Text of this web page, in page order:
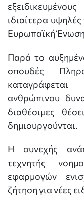
ιδιαίτερα
Ευρωπαϊκή
Παρά το
σπουδές
ανθρώπινου
διαθέσιμες
δημιουργούνται.
Η συνεχής
τεχνητής
εφαρμογών
ζήτηση για νέες